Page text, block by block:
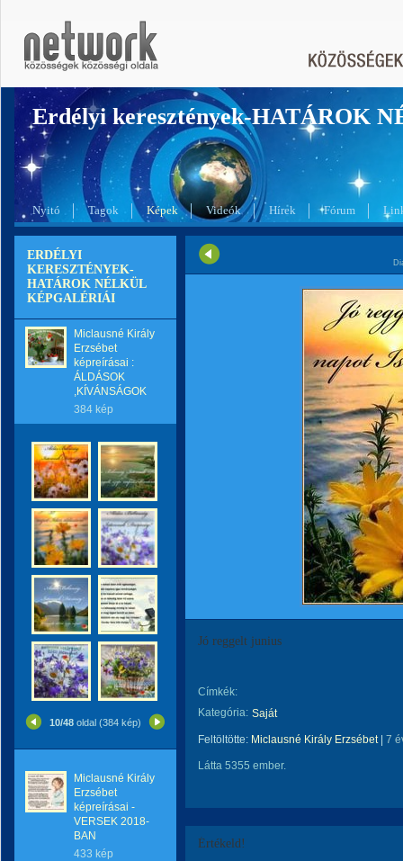
Erdélyi keresztények-HATÁROK
Nyitó Tagok Képek Videók Hírek Fórum
ERDÉLYI
KERESZTÉNYEK-
HATÁROK NÉLKÜL
KÉPGALÉRIÁI
Miclausné Király
Erzsébet
képreírásai :
ÁLDÁSOK
,KÍVÁNSÁGOK
384 kép
10/48 oldal (384 kép)
Miclausné Király
Erzsébet
képreírásai -
VERSEK 2018-
BAN
433 kép
Jó reggelt junius
Címkék:
Kategória: Saját
Feltöltötte: Miclausné Király Erzsébet| 7
Látta 5355 ember.
Értékeld!